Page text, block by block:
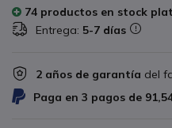
74 productos en stock
Entrega: 5-7 días
2 años de garantía del
Paga en 3 pagos de